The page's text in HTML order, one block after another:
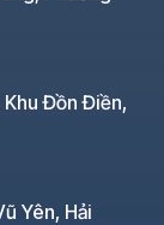
Khu Đồn Điền,
Yên, Hải